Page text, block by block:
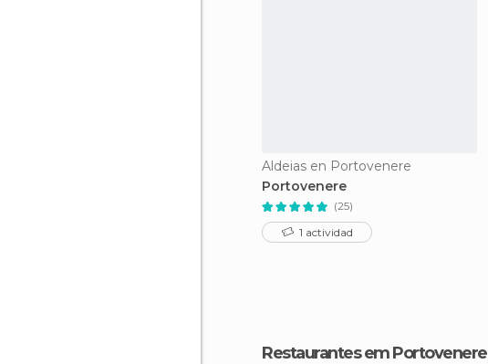
Aldeias en Portovenere
Portovenere
(25)
1 actividad
Restaurantes em Portovenere